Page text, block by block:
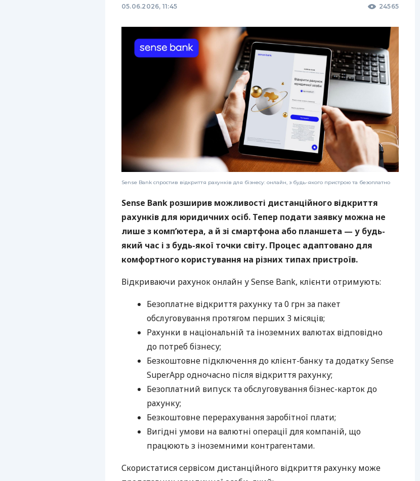
КАРТОК
ЩОМІСЯЧНИЙ ОГЛЯД
КЕШБЕКУ
ПУТІВНИКИ ПО
БАНКІВСЬКИХ КАРТКАХ
05.06.2026, 11:45 24565
Sense Bank спростив відкриття рахунків для бізнесу: онлайн, з будь-якого пристрою та безоплатно
Sense Bank розширив можливості дистанційного відкриття
рахунків для юридичних осіб. Тепер подати заявку можна не
лише з комп’ютера, а й зі смартфона або планшета — у будь-
який час і з будь-якої точки світу. Процес адаптовано для
комфортного користування на різних типах пристроїв.
Відкриваючи рахунок онлайн у Sense Bank, клієнти отримують:
Безоплатне відкриття рахунку та 0 грн за пакет
обслуговування протягом перших 3 місяців;
Рахунки в національній та іноземних валютах відповідно
до потреб бізнесу;
Безкоштовне підключення до клієнт-банку та додатку Sense
SuperApp одночасно після відкриття рахунку;
Безоплатний випуск та обслуговування бізнес-карток до
рахунку;
Безкоштовне перерахування заробітної плати;
Вигідні умови на валютні операції для компаній, що
працюють з іноземними контрагентами.
Скористатися сервісом дистанційного відкриття рахунку може